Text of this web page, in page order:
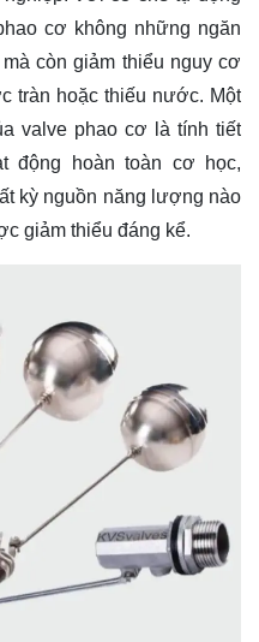
cơ không những ngăn
còn giảm thiểu nguy cơ
tràn hoặc thiếu nước. Một
valve phao cơ là tính tiết
động hoàn toàn cơ học,
kỳ nguồn năng lượng nào
giảm thiểu đáng kể.